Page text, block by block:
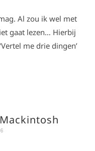
Al zou ik wel met
gaat lezen… Hierbij
me drie dingen’